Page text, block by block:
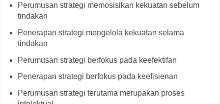
Perumusan strategi memosisikan kekuatan sebelum
tindakan
Penerapan strategi mengelola kekuatan selama
tindakan
Perumusan strategi berfokus pada keefektifan
Penerapan strategi berfokus pada keefisienan
Perumusan strategi terutama merupakan proses